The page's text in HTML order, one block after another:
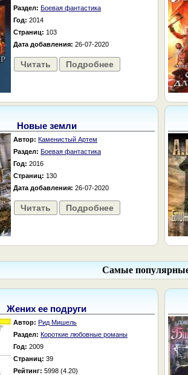
Раздел: Боевая фантастика
Год: 2014
Страниц: 103
Дата добавления: 26-07-2020
Читать Подробнее
Новые земли
Автор: Каменистый Артем
Раздел: Боевая фантастика
Год: 2016
Страниц: 130
Дата добавления: 26-07-2020
Читать Подробнее
Самые
Жених ее подруги
Автор: Рид Мишель
Раздел: Короткие любовные романы
Год: 2009
Страниц: 39
Рейтинг: 5998 (4.20)